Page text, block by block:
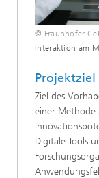
© Fraunhofer
Interaktion am
Projektziel
Ziel des
einer Methode
Digitale Tools